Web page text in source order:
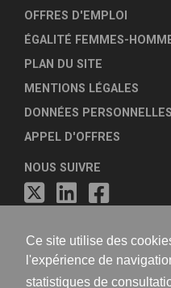
Ce site utilise des
l'expérience de
statistiques de
OFFRES D'EMPLOI
ÉGALITÉ FEMMES-
PLAN DU SITE
MENTIONS LÉGALES
DONNÉES
APPEL D'OFFRES
NOUS SUIVRE